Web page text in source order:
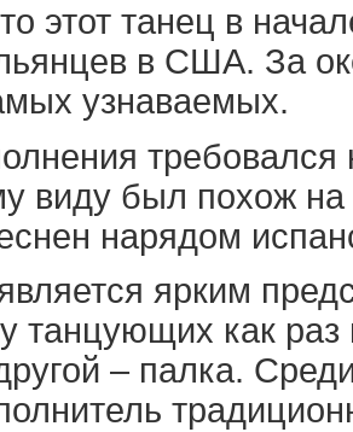
этот танец в
в США. За
узнаваемых.
виду был похож
нарядом
ярким
танцующих как
– палка.